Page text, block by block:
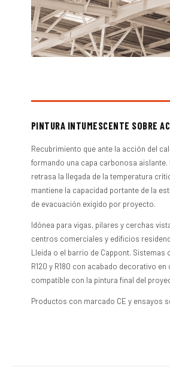
PINTURA INTUMESCENTE SOBRE
Recubrimiento que ante la acción del
formando una capa carbonosa
retrasa la llegada de la temperatura
mantiene la capacidad portante de la
de evacuación exigido por proyecto.
Idónea para vigas, pilares y cerchas
centros comerciales y edificios
Lleida o el barrio de Cappont. Sistemas
R120 y R180 con acabado decorativo
compatible con la pintura final del
Productos con marcado CE y ensayos